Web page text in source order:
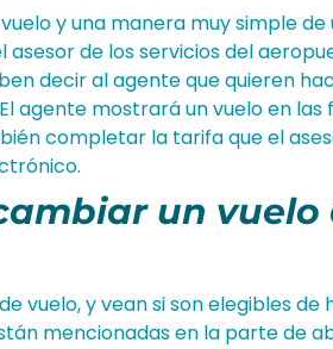
y una manera muy simple de
de los servicios del
decir al agente que quieren
agente mostrará un vuelo en las
completar la tarifa que el
un vuelo
vuelo, y vean si son elegibles de
mencionadas en la parte de